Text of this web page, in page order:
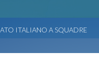
ITALIANO A SQUADRE